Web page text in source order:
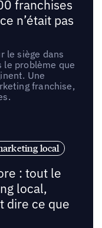
franchises
n’était pas
le siège dans
le problème que
Une
franchise,
local
: tout le
local,
dire ce que